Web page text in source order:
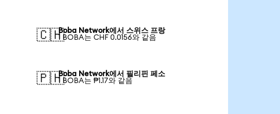
🇨🇭Boba Network에서 스위스 프랑
1 BOBA는 CHF 0.0156와 같음
🇵🇭Boba Network에서 필리핀 페소
1 BOBA는 ₱1.17와 같음